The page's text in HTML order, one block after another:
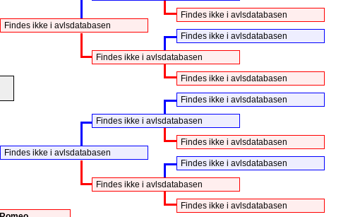
Findes ikke i avlsdatabasen
Findes ikke i avlsdatabasen
Findes ikke i avlsdatabasen
Findes ikke i avlsdatabasen
Findes ikke i avlsdatabasen
Findes ikke i avlsdatabasen
Findes ikke i avlsdatabasen
Findes ikke i avlsdatabasen
Findes ikke i avlsdatabasen
Findes ikke i avlsdatabasen
Findes ikke i avlsdatabasen
Findes ikke i avlsdatabasen